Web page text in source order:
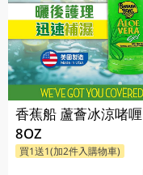
香蕉船 蘆薈冰涼啫喱
8OZ
買1送1(加2件入購物車)